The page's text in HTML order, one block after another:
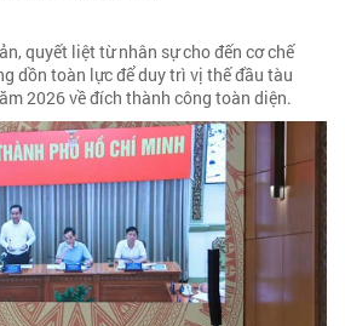
quyết liệt từ nhân sự cho đến cơ chế
dồn toàn lực để duy trì vị thế đầu tàu
2026 về đích thành công toàn diện.